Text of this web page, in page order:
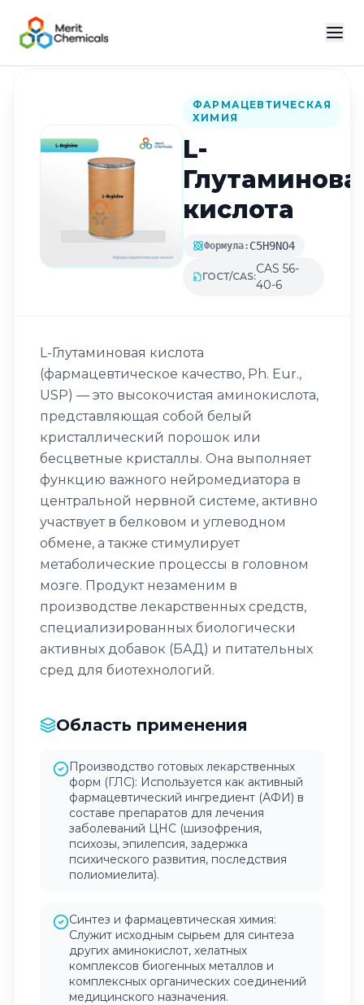
Назад в каталог
ФАРМАЦЕВТИЧЕСКАЯ
ХИМИЯ
L-
кислота
Формула: C5H9NO4
ГОСТ/CAS:
CAS 56-
40-6
L-Глутаминовая кислота
(фармацевтическое качество, Ph. Eur.,
USP) — это высокочистая аминокислота,
представляющая собой белый
кристаллический порошок или
бесцветные кристаллы. Она выполняет
функцию важного нейромедиатора в
центральной нервной системе, активно
участвует в белковом и углеводном
обмене, а также стимулирует
метаболические процессы в головном
мозге. Продукт незаменим в
производстве лекарственных средств,
специализированных биологически
активных добавок (БАД) и питательных
сред для биотехнологий.
Область применения
Производство готовых лекарственных
форм (ГЛС): Используется как активный
фармацевтический ингредиент (АФИ) в
составе препаратов для лечения
заболеваний ЦНС (шизофрения,
психозы, эпилепсия, задержка
психического развития, последствия
полиомиелита).
Синтез и фармацевтическая химия:
Служит исходным сырьем для синтеза
других аминокислот, хелатных
комплексов биогенных металлов и
комплексных органических соединений
медицинского назначения.